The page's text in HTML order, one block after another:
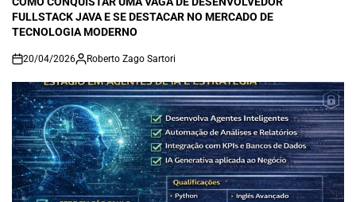
FULLSTACK JAVA E SE DESTACAR NO MERCADO DE
TECNOLOGIA MODERNO
on
20/04/2026 Roberto Zago Sartori